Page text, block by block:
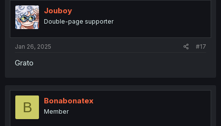
Jouboy
Double-page supporter
Jan 26, 2025 #17
Grato
B Bonabonatex
Member